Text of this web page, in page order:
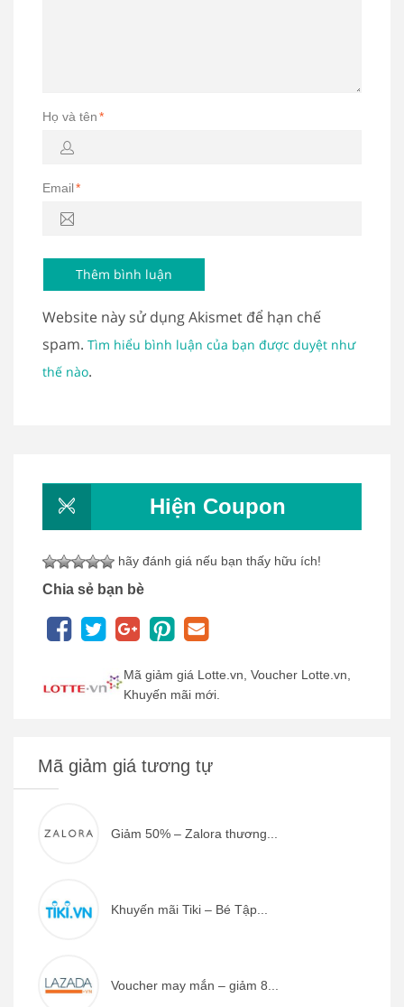
Họ và tên*
Email*
Website này sử dụng Akismet để hạn chế
spam. Tìm hiểu bình luận của bạn được duyệt như
thế nào.
Hiện Coupon
hãy đánh giá nếu bạn thấy hữu ích!
Chia sẻ bạn bè
Mã giảm giá Lotte.vn, Voucher Lotte.vn,
Khuyến mãi mới.
Mã giảm giá tương tự
Giảm 50% – Zalora thương...
Khuyến mãi Tiki – Bé Tập...
Voucher may mắn – giảm 8...